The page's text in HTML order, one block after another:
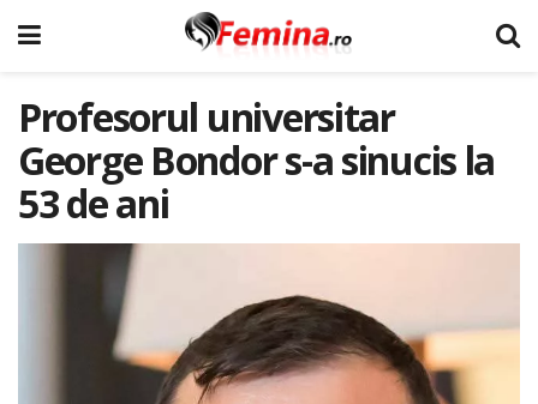
Profesorul universitar
George Bondor s-a sinucis la
53 de ani